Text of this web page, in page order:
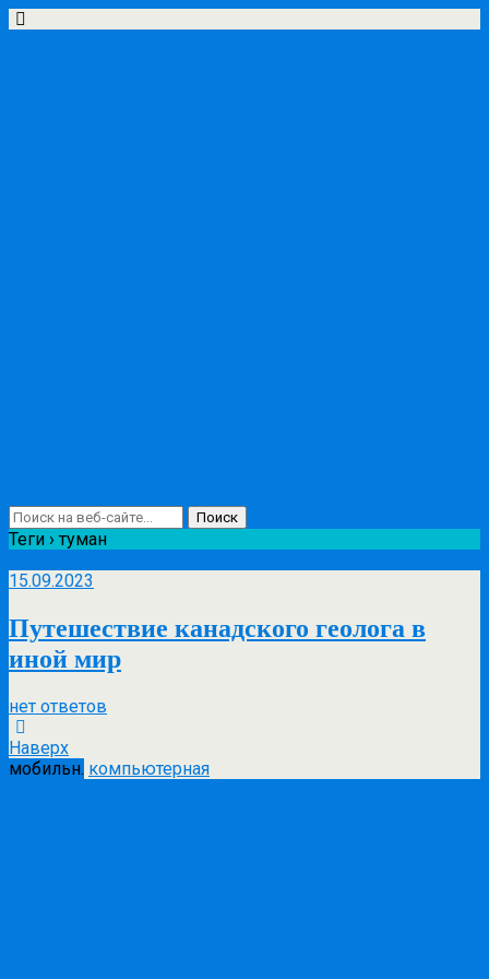
Теги › туман
15.09.2023
Путешествие канадского геолога в
иной мир
нет ответов
Наверх
мобильн. компьютерная